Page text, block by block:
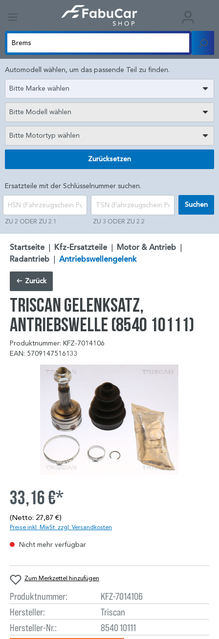
Automodell wählen, um das passende Teil zu finden.
Bitte Marke wählen
Bitte Modell wählen
Bitte Motortyp wählen
Zurücksetzen
Ersatzteile mit der Schlüsselnummer suchen.
ZU 2 ODER ZU 2.1 ZU 3 ODER ZU 2.2
Suchen
Startseite | Kfz-Ersatzteile | Motor & Antrieb |
Radantrieb | Antriebswellengelenk
Zurück
TRISCAN Gelenksatz,
Antriebswelle (8540 10111)
Produktnummer: KFZ-7014106
EAN: 5709147516133
33,16 €*
(Netto: 27,87 €)
Preise inkl. MwSt. zzgl. Versandkosten
Nicht mehr verfügbar
Zum Merkzettel hinzufügen
Produktnummer:
KFZ-7014106
Hersteller:
Triscan
Hersteller-Nr.:
8540 10111